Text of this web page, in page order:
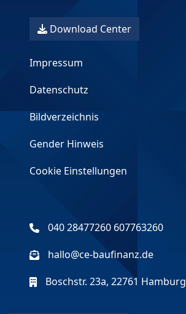
Download Center
Impressum
Datenschutz
Bildverzeichnis
Gender Hinweis
Cookie Einstellungen
040 28477260 607763260
hallo@ce-baufinanz.de
Boschstr. 23a, 22761 Hamburg